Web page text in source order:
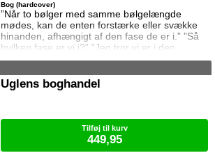
”Når to bølger med samme bølgelængde
mødes, kan de enten forstærke eller svække
hinanden, afhængigt af den fase de er i.” ”Så
hvilken fase er vi i?” ”Jeg tror vi er i den
samme fase.” To ting er vigtige for Elina da
sætte sin afdøde fars hus til salg. Salget skal
gå hurtigt, og hendes ophold skal være kort.
Bog (hardcover)
Uglens boghandel
Tilføj til kurv
449,95